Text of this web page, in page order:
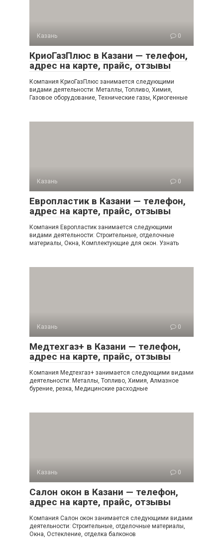
Казань 0
КриоГазПлюс в Казани — телефон,
адрес на карте, прайс, отзывы
Компания КриоГазПлюс занимается следующими
видами деятельности: Металлы, Топливо, Химия,
Газовое оборудование, Технические газы, Криогенные
Казань 0
Европластик в Казани — телефон,
адрес на карте, прайс, отзывы
Компания Европластик занимается следующими
видами деятельности: Строительные, отделочные
материалы, Окна, Комплектующие для окон. Узнать
Казань 0
Медтехгаз+ в Казани — телефон,
адрес на карте, прайс, отзывы
Компания Медтехгаз+ занимается следующими видами
деятельности: Металлы, Топливо, Химия, Алмазное
бурение, резка, Медицинские расходные
Казань 0
Салон окон в Казани — телефон,
адрес на карте, прайс, отзывы
Компания Салон окон занимается следующими видами
деятельности: Строительные, отделочные материалы,
Окна, Остекление, отделка балконов